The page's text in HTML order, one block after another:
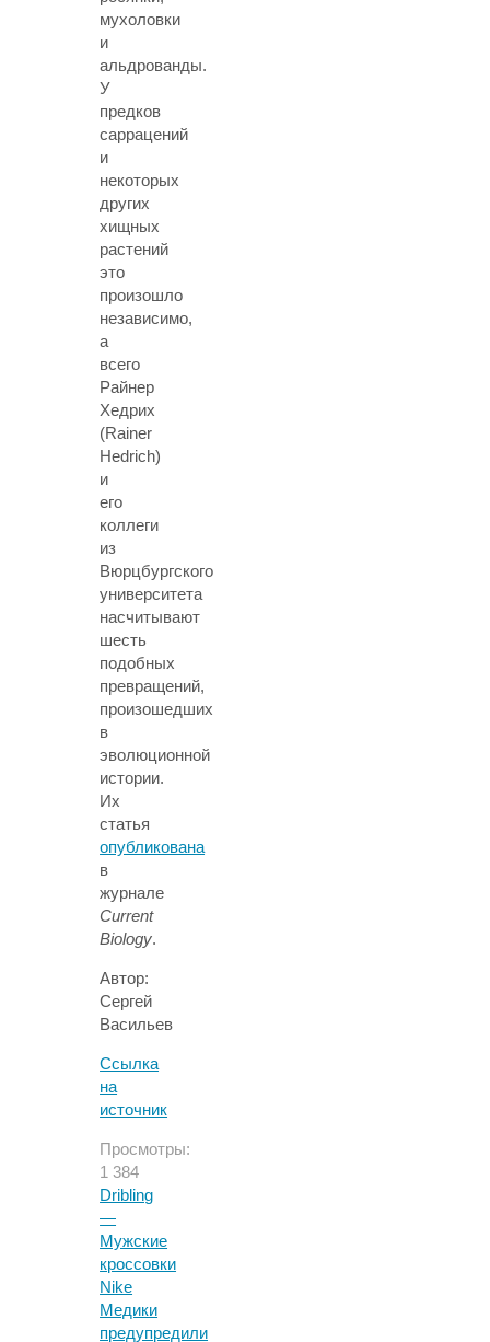
мухоловки
и
альдрованды.
У
предков
саррацений
и
некоторых
других
хищных
растений
это
произошло
независимо,
а
всего
Райнер
Хедрих
(Rainer
Hedrich)
и
его
коллеги
из
Вюрцбургского
университета
насчитывают
шесть
подобных
превращений,
произошедших
в
эволюционной
истории.
Их
статья
опубликована
в
журнале
Current
Biology.
Автор:
Сергей
Васильев
Ссылка
на
источник
Просмотры:
1 384
Dribling
—
Мужские
кроссовки
Nike
Медики
предупредили